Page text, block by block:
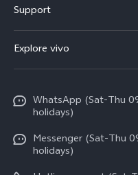
V70 FE
V70
X300 Pro
Y31d
V60 Lite 5G
Warranty Policy
Return Policy
About us
Support
Service Center
Funtouch OS
System Update
Query of Spare Parts Price
Explore vivo
Press
Careers at vivo
Legal Notice
WhatsApp (Sat-Thu
holidays)
Messenger (Sat-Thu
holidays)